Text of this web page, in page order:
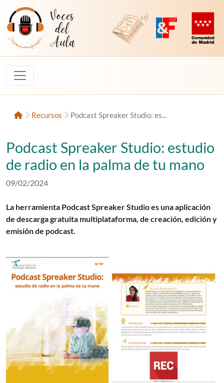
Saltar al contenido
Voces del Aula
Revista Digital de EducaMadrid
Plataforma de
InicioRecursos Podcast Spreaker Studio: es...
Podcast Spreaker Studio: estudio
de radio en la palma de tu mano
Fecha de publicación:
09/02/2024
La herramienta Podcast Spreaker Studio es una aplicación
de descarga gratuita multiplataforma, de creación, edición y
emisión de podcast.